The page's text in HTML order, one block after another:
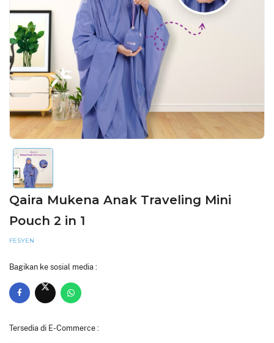
Qaira Mukena Anak Traveling Mini
Pouch 2 in 1
FESYEN
Bagikan ke sosial media :
Tersedia di E-Commerce :